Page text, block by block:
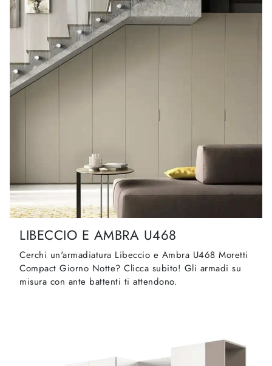
LIBECCIO E AMBRA U468
Cerchi un'armadiatura Libeccio e Ambra U468 Moretti
Compact Giorno Notte? Clicca subito! Gli armadi su
misura con ante battenti ti attendono.